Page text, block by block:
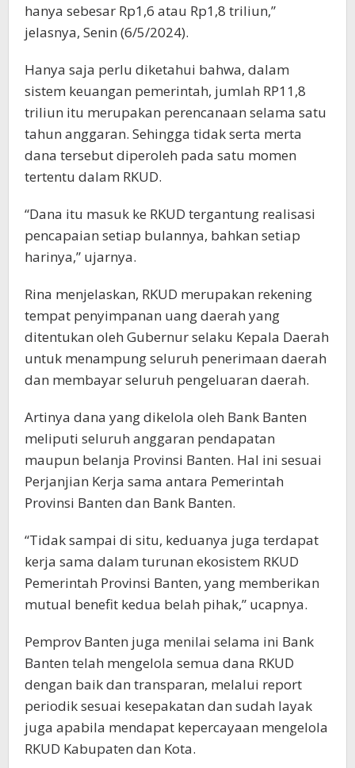
hanya sebesar Rp1,6 atau Rp1,8 triliun,”
jelasnya, Senin (6/5/2024).
Hanya saja perlu diketahui bahwa, dalam
sistem keuangan pemerintah, jumlah RP11,8
triliun itu merupakan perencanaan selama satu
tahun anggaran. Sehingga tidak serta merta
dana tersebut diperoleh pada satu momen
tertentu dalam RKUD.
“Dana itu masuk ke RKUD tergantung realisasi
pencapaian setiap bulannya, bahkan setiap
harinya,” ujarnya.
Rina menjelaskan, RKUD merupakan rekening
tempat penyimpanan uang daerah yang
ditentukan oleh Gubernur selaku Kepala Daerah
untuk menampung seluruh penerimaan daerah
dan membayar seluruh pengeluaran daerah.
Artinya dana yang dikelola oleh Bank Banten
meliputi seluruh anggaran pendapatan
maupun belanja Provinsi Banten. Hal ini sesuai
Perjanjian Kerja sama antara Pemerintah
Provinsi Banten dan Bank Banten.
“Tidak sampai di situ, keduanya juga terdapat
kerja sama dalam turunan ekosistem RKUD
Pemerintah Provinsi Banten, yang memberikan
mutual benefit kedua belah pihak,” ucapnya.
Pemprov Banten juga menilai selama ini Bank
Banten telah mengelola semua dana RKUD
dengan baik dan transparan, melalui report
periodik sesuai kesepakatan dan sudah layak
juga apabila mendapat kepercayaan mengelola
RKUD Kabupaten dan Kota.